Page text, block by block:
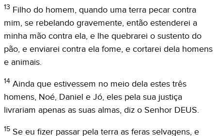
13 Filho do homem, quando uma terra pecar contra
mim, se rebelando gravemente, então estenderei a
minha mão contra ela, e lhe quebrarei o sustento do
pão, e enviarei contra ela fome, e cortarei dela homens
e animais.
14 Ainda que estivessem no meio dela estes três
homens, Noé, Daniel e Jó, eles pela sua justiça
livrariam apenas as suas almas, diz o Senhor DEUS.
15 Se eu fizer passar pela terra as feras selvagens, e